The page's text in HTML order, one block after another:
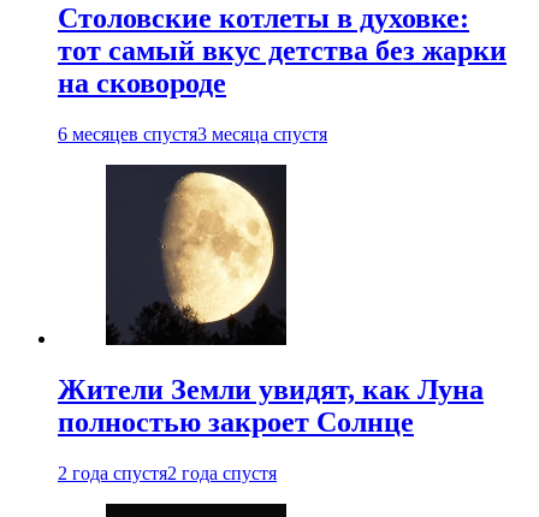
Столовские котлеты в духовке:
тот самый вкус детства без жарки
на сковороде
6 месяцев спустя3 месяца спустя
Жители Земли увидят, как Луна
полностью закроет Солнце
2 года спустя2 года спустя